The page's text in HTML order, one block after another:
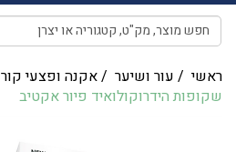
ראשי / עור ושיער /אקנה ופצעי קור
שקופות הידרוקולואיד פיור אקטיב